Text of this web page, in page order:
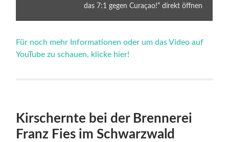
das 7:1 gegen Curaçao!“ direkt öffnen
Für noch mehr Informationen oder um das Video auf
YouTube zu schauen, klicke hier!
Kirschernte bei der Brennerei
Franz Fies im Schwarzwald